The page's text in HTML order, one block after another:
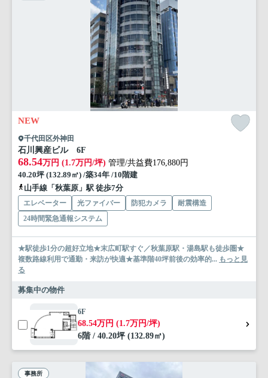
NEW
千代田区外神田
石川興産ビル 6F
68.54万円 (1.7万円/坪) 管理/共益費176,880円
40.20坪 (132.89㎡) /築34年 /10階建
山手線「秋葉原」駅 徒歩7分
エレベーター 光ファイバー 防犯カメラ
耐震構造
24時間緊急通報システム
★駅徒歩1分の超好立地★末広町駅すぐ／秋葉原駅・湯島駅も徒歩圏★
複数路線利用で通勤・来訪が快適★基準階40坪前後の効率的... もっと見
る
募集中の物件
6F
68.54万円 (1.7万円/坪)
6階 / 40.20坪 (132.89㎡)
事務所